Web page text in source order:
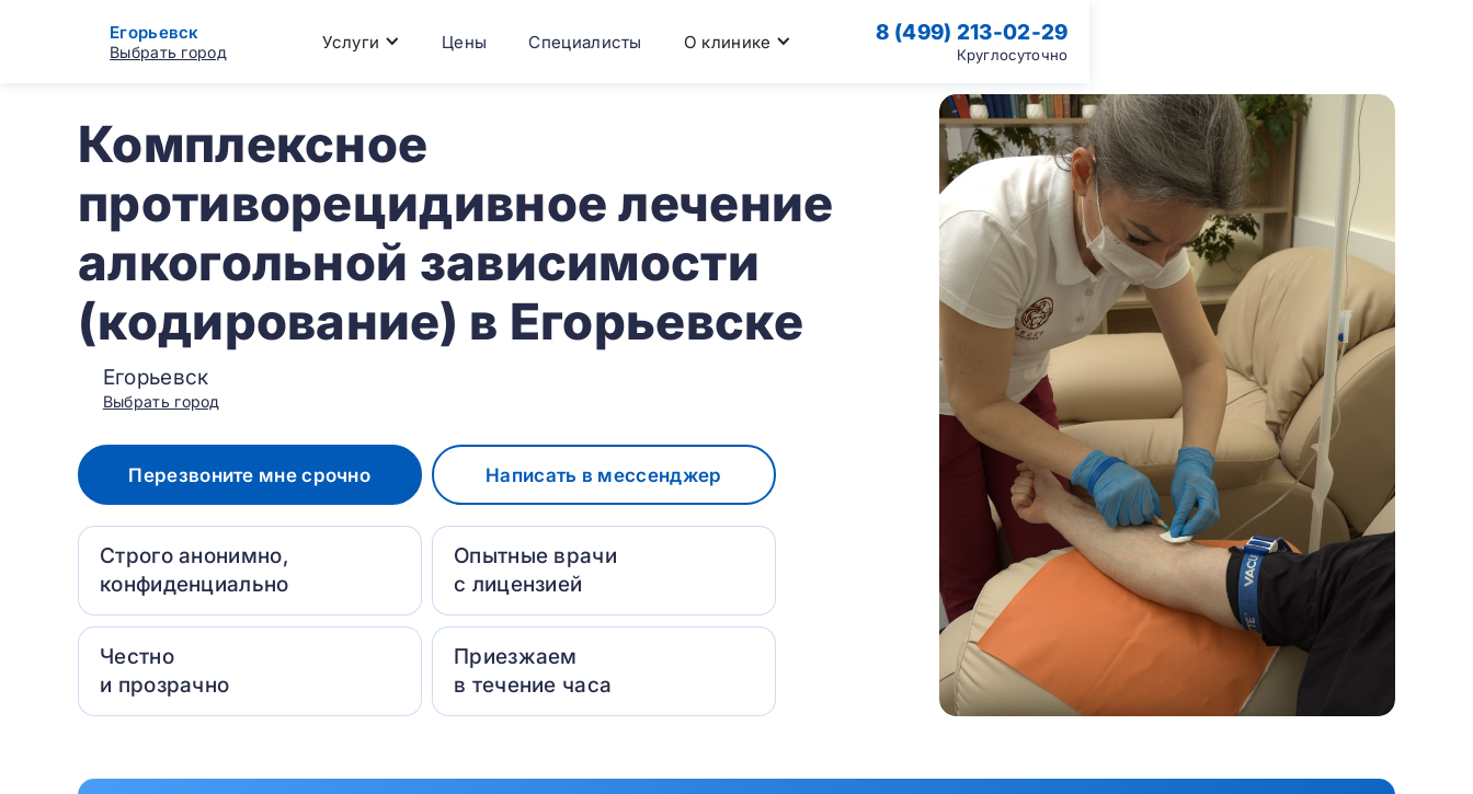
Егорьевск
Выбрать город Услуги Цены Специалисты О клинике 8 (499) 213-02-29
Круглосуточно
Комплексное
противорецидивное лечение
алкогольной зависимости
(кодирование) в Егорьевске
Егорьевск
Выбрать город
Перезвоните мне срочно Написать в мессенджер
Строго анонимно,
конфиденциально
Опытные врачи
с лицензией
Честно
и прозрачно
Приезжаем
в течение часа